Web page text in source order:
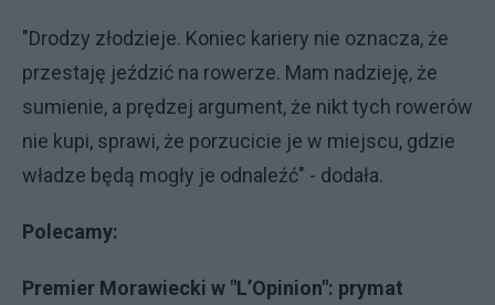
"Drodzy złodzieje. Koniec kariery nie oznacza, że
przestaję jeździć na rowerze. Mam nadzieję, że
sumienie, a prędzej argument, że nikt tych rowerów
nie kupi, sprawi, że porzucicie je w miejscu, gdzie
władze będą mogły je odnaleźć" - dodała.
Polecamy:
Premier Morawiecki w "L’Opinion": prymat